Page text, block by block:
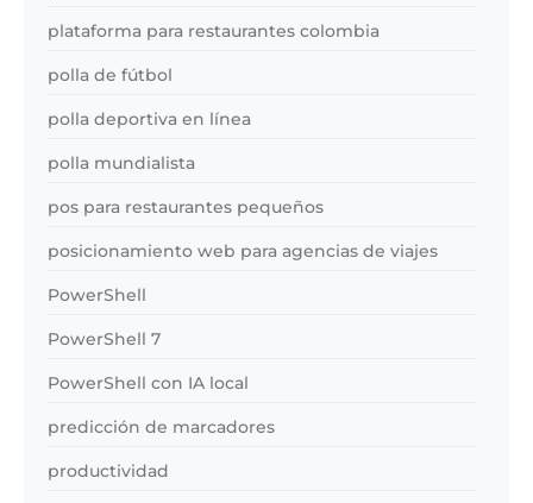
plataforma para restaurantes colombia
polla de fútbol
polla deportiva en línea
polla mundialista
pos para restaurantes pequeños
posicionamiento web para agencias de viajes
PowerShell
PowerShell 7
PowerShell con IA local
predicción de marcadores
productividad